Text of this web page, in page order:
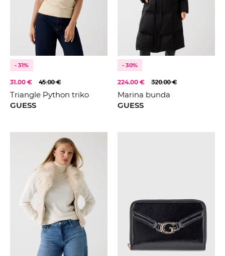
- 31%
31.00 € 45.00 €
Triangle Python triko
GUESS
- 30%
224.00 € 320.00 €
Marina bunda
GUESS